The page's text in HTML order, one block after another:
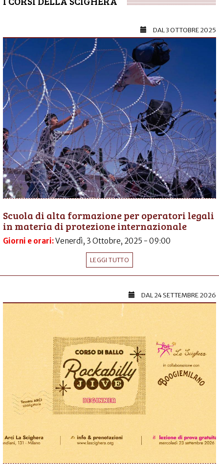
DAL3 OTTOBRE 2025
Scuola di alta formazione per operatori legali
in materia di protezione internazionale
Giorni e orari:Venerdì, 3 Ottobre, 2025 - 09:00
LEGGI TUTTO
DAL24 SETTEMBRE 2026